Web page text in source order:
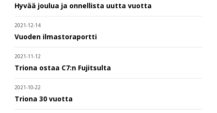
Hyvää joulua ja onnellista uutta vuotta
2021-12-14
Vuoden ilmastoraportti
2021-11-12
Triona ostaa C7:n Fujitsulta
2021-10-22
Triona 30 vuotta